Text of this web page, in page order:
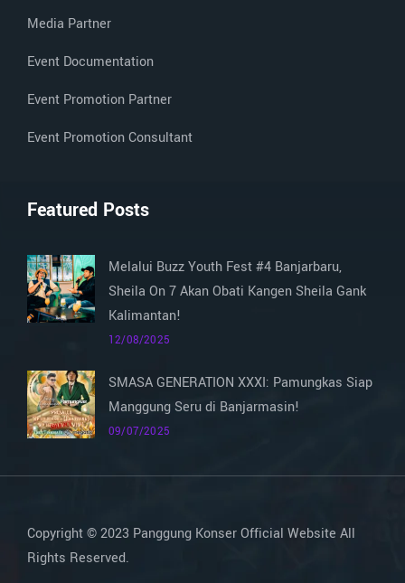
Media Partner
Event Documentation
Event Promotion Partner
Event Promotion Consultant
Featured Posts
Melalui Buzz Youth Fest #4 Banjarbaru,
Sheila On 7 Akan Obati Kangen Sheila Gank
Kalimantan!
12/08/2025
SMASA GENERATION XXXI: Pamungkas Siap
Manggung Seru di Banjarmasin!
09/07/2025
Copyright © 2023 Panggung Konser Official Website All
Rights Reserved.